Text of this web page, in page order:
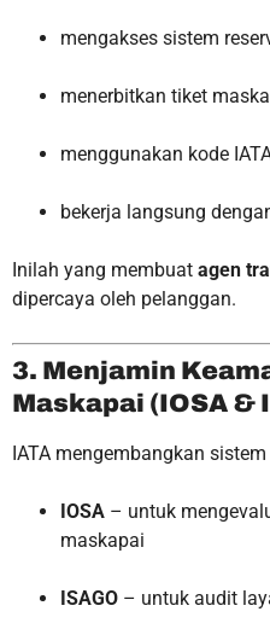
mengakses sistem
menerbitkan tiket
menggunakan kode
bekerja langsung
Inilah yang membuat agen
dipercaya oleh pelanggan.
3. Menjamin
Maskapai (IOSA &
IATA mengembangkan
IOSA – untuk
maskapai
ISAGO – untuk audit